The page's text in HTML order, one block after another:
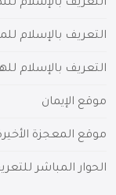
التعريف بالإسلام
التعريف بالإسلام
التعريف بالإسلام
موقع الإيمان
موقع المعجزة
الحوار المباشر